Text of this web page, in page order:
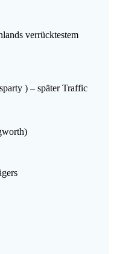
verrücktestem
) – später Traffic